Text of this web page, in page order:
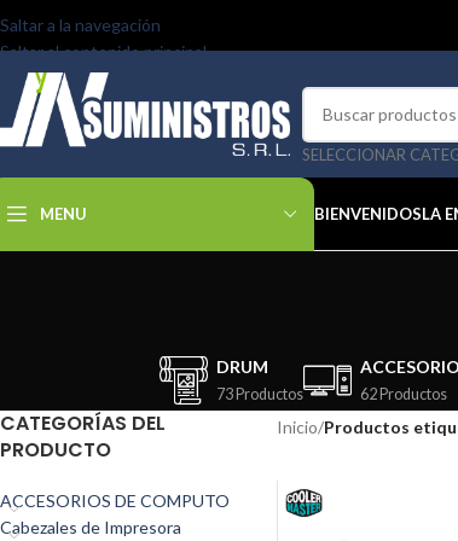
Saltar a la navegación
Saltar al contenido principal
MENU BIENVENIDOSLA
DRUM
73 Productos 62 Productos
CATEGORÍAS DEL
PRODUCTO
ACCESORIOS DE COMPUTO
Cabezales de Impresora
Inicio/Productos